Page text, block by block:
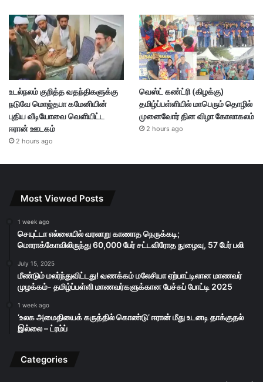
உடல்நலம் குறித்த வதந்திகளுக்கு
நடுவே மொஜ்தபா கமேனியின்
புதிய வீடியோவை வெளியிட்ட
ஈரான் ஊடகம்
2 hours ago
வெஸ்ட் கண்ட்ரி (கிழக்கு)
தமிழ்ப்பள்ளியில் மாபெரும் தொழில்
முனைவோர் தின விழா கோலாகலம்
2 hours ago
Most Viewed Posts
1 week ago
செயுட்டா எல்லையில் வரலாறு காணாத நெருக்கடி;
மொராக்கோவிலிருந்து 60,000 பேர் சட்டவிரோத நுழைவு, 57 பேர் பலி
July 15, 2025
மீண்டும் மலர்ந்துவிட்டது! வணக்கம் மலேசியா ஏற்பாட்டிலான மாணவர்
முழக்கம்- தமிழ்ப்பள்ளி மாணவர்களுக்கான பேச்சுப் போட்டி 2025
1 week ago
‘உலக அமைதியைக் கருத்தில் கொண்டு’ ஈரான் மீது உடனடி தாக்குதல்
இல்லை – ட்ரம்ப்
Categories